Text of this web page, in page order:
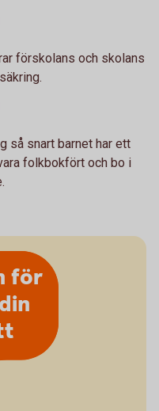
förskolans och skolans
så snart barnet har ett
folkbokfört och bo i
för